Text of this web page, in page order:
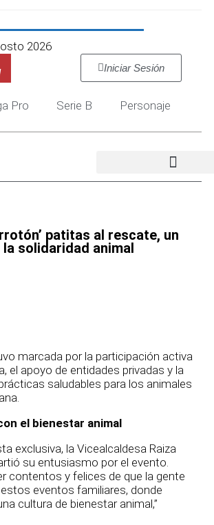
2026
Iniciar Sesión
Pro Serie B Personaje
patitas al rescate, un
solidaridad animal
marcada por la participación activa
el apoyo de entidades privadas y la
saludables para los animales
el bienestar animal
exclusiva, la Vicealcaldesa Raiza
su entusiasmo por el evento.
contentos y felices de que la gente
eventos familiares, donde
cultura de bienestar animal,”